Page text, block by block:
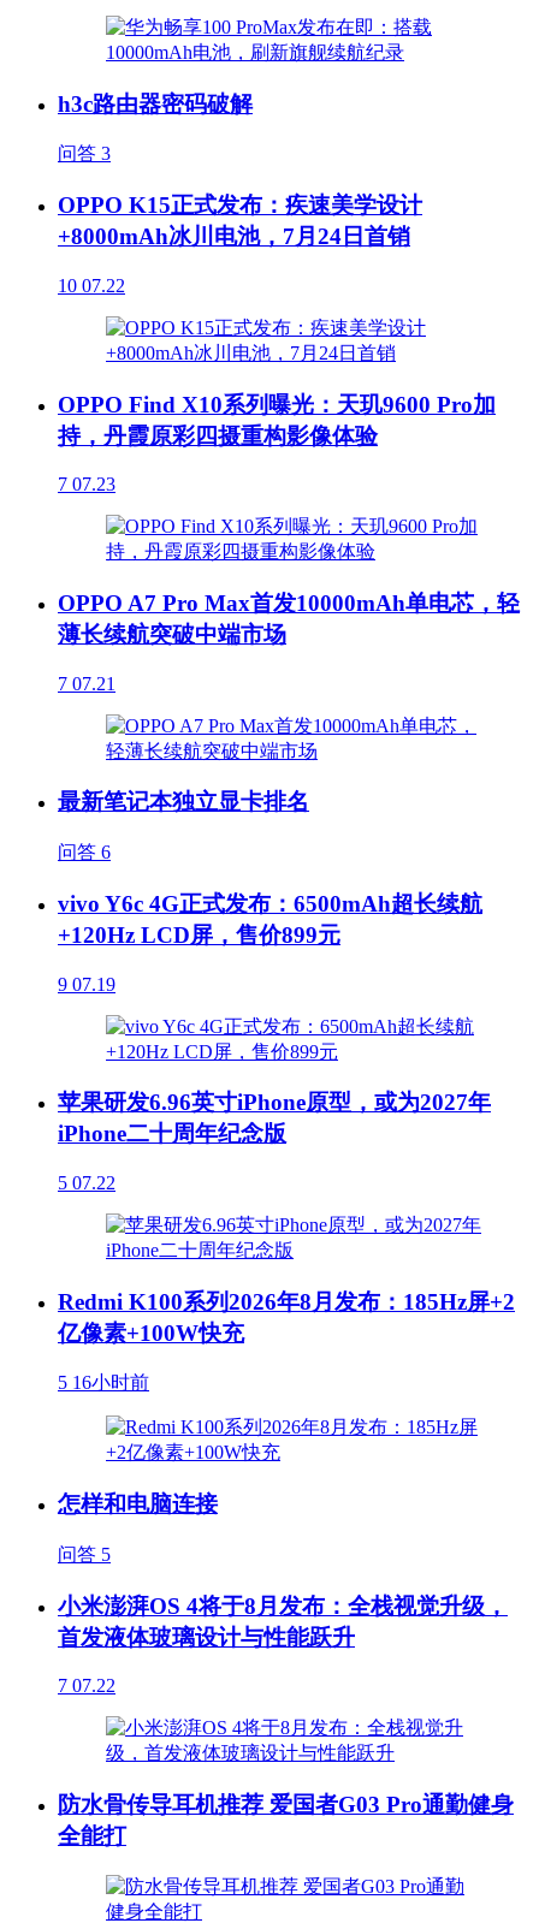
h3c路由器密码破解
问答 3
OPPO K15正式发布：疾速美学设计
+8000mAh冰川电池，7月24日首销
10 07.22
OPPO Find X10系列曝光：天玑9600 Pro加
持，丹霞原彩四摄重构影像体验
7 07.23
OPPO A7 Pro Max首发10000mAh单电芯，轻
薄长续航突破中端市场
7 07.21
最新笔记本独立显卡排名
问答 6
vivo Y6c 4G正式发布：6500mAh超长续航
+120Hz LCD屏，售价899元
9 07.19
苹果研发6.96英寸iPhone原型，或为2027年
iPhone二十周年纪念版
5 07.22
Redmi K100系列2026年8月发布：185Hz屏+2
亿像素+100W快充
5 16小时前
怎样和电脑连接
问答 5
小米澎湃OS 4将于8月发布：全栈视觉升级，
首发液体玻璃设计与性能跃升
7 07.22
防水骨传导耳机推荐 爱国者G03 Pro通勤健身
全能打